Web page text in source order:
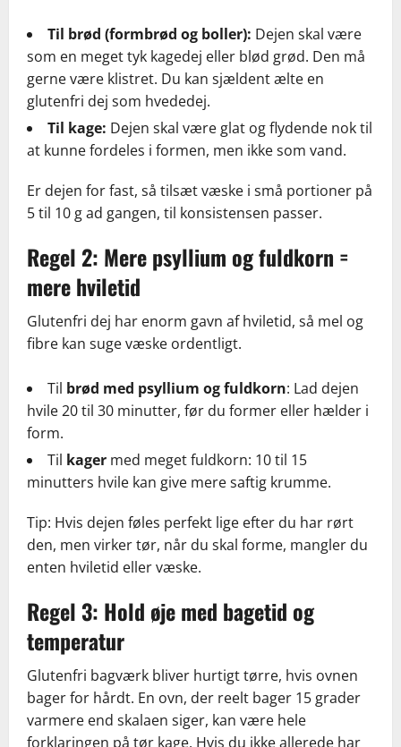
Til brød (formbrød og boller): Dejen skal være
som en meget tyk kagedej eller blød grød. Den må
gerne være klistret. Du kan sjældent ælte en
glutenfri dej som hvededej.
Til kage: Dejen skal være glat og flydende nok til
at kunne fordeles i formen, men ikke som vand.
Er dejen for fast, så tilsæt væske i små portioner på
5 til 10 g ad gangen, til konsistensen passer.
Regel 2: Mere psyllium og fuldkorn =
mere hviletid
Glutenfri dej har enorm gavn af hviletid, så mel og
fibre kan suge væske ordentligt.
Til brød med psyllium og fuldkorn: Lad dejen
hvile 20 til 30 minutter, før du former eller hælder i
form.
Til kager med meget fuldkorn: 10 til 15
minutters hvile kan give mere saftig krumme.
Tip: Hvis dejen føles perfekt lige efter du har rørt
den, men virker tør, når du skal forme, mangler du
enten hviletid eller væske.
Regel 3: Hold øje med bagetid og
temperatur
Glutenfri bagværk bliver hurtigt tørre, hvis ovnen
bager for hårdt. En ovn, der reelt bager 15 grader
varmere end skalaen siger, kan være hele
forklaringen på tør kage. Hvis du ikke allerede har